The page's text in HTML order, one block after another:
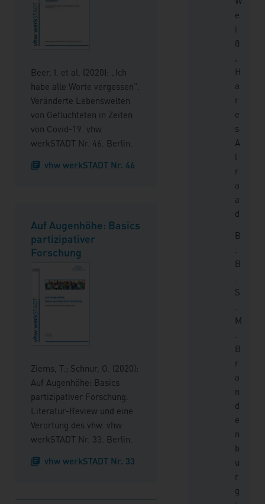
Beer, I. et al. (2020): „Ich
habe alle Worte vergessen“.
Veränderte Lebenswelten
von Geflüchteten in Zeiten
von Covid-19. vhw
werkSTADT Nr. 46. Berlin.
vhw werkSTADT Nr. 46
Auf Augenhöhe: Basics
partizipativer
Forschung
Ziems, T.; Schnur, O. (2020):
Auf Augenhöhe: Basics
partizipativer Forschung.
Literatur-Review und eine
Verortung des vhw. vhw
werkSTADT Nr. 33. Berlin.
vhw werkSTADT Nr. 33
e
i
ß
H
a
r
e
s
A
l
r
a
a
d
B
B
S
M
B
r
a
n
d
e
n
b
u
r
g